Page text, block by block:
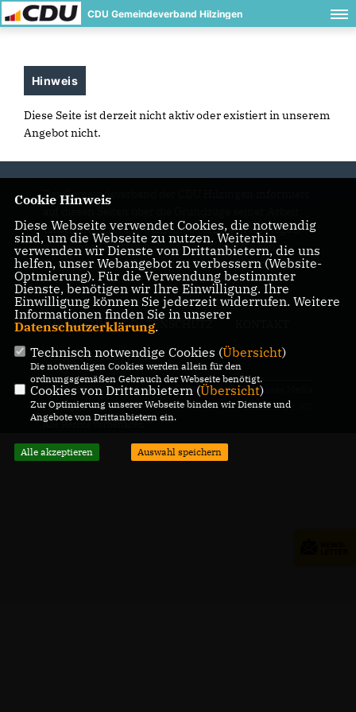
CDU Gemeindeverband Hilzingen
Hinweis
Diese Seite ist derzeit nicht aktiv oder existiert in unserem
Angebot nicht.
Der Gemeindeverband der CDU Hilzingen informiert
und Aktivitäten der Gemeinde Hilzingen im Hegau
mit seinen Ortsteilen Riedheim, Weiterdingen,
Binningen, Duchtlingen und Schlatt am Randen.
IMPRESSUM DATENSCHUTZ
Mitgliederbereich
@2026 CDU Gemeindeverband
Hilzingen
Alle Rechte vorbehalten.
Realisation: Sharkness Media
GmbH & Co. KG
Cookie Hinweis
Diese Webseite verwendet Cookies, die notwendig
sind, um die Webseite zu nutzen. Weiterhin
verwenden wir Dienste von Drittanbietern, die uns
helfen, unser Webangebot zu verbessern (Website-
Optmierung). Für die Verwendung bestimmter
Dienste, benötigen wir Ihre Einwilligung. Ihre
Einwilligung können Sie jederzeit widerrufen. Weitere
Informationen finden Sie in unserer
Datenschutzerklärung.
Technisch notwendige Cookies (Übersicht)
Die notwendigen Cookies werden allein für den
ordnungsgemäßen Gebrauch der Webseite benötigt.
Cookies von Drittanbietern (Übersicht)
Zur Optimierung unserer Webseite binden wir Dienste und
Angebote von Drittanbietern ein.
Alle akzeptieren Auswahl speichern